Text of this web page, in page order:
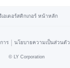
เอเตอร์สติกเกอร์ หน้าหลัก
าร | นโยบายความเป็นส่วนตัว
© LY Corporation